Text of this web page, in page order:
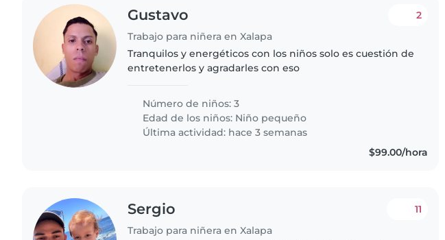
Gustavo
Trabajo para niñera en Xalapa
2
Tranquilos y energéticos con los niños solo es cuestión de
entretenerlos y agradarles con eso
Número de niños: 3
Edad de los niños: Niño pequeño
Última actividad: hace 3 semanas
$99.00/hora
Sergio
Trabajo para niñera en Xalapa
11